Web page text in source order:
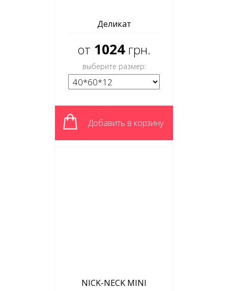
Деликат
от 1024 грн.
выберите размер:
Добавить в корзину
NICK-NECK MINI